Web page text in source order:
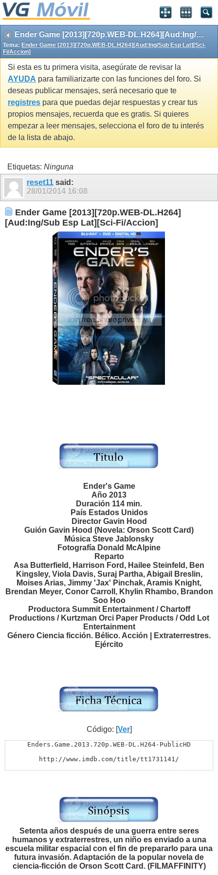
Ender Game [2013][720p.WEB-DL.H264][Aud:Ing/Sub Esp Lat][Sci-Fi/Accion]
Tema: Ender Game [2013][720p.WEB-DL.H264][Aud:Ing/Sub Esp Lat][Sci-
Fi/Accion]
Si esta es tu primera visita, asegúrate de revisar la
AYUDA para familiarizarte con las funciones del foro. Si
deseas publicar mensajes, será necesario que te
registres para que puedas dejar respuestas y crear tus
propios mensajes, recuerda que es gratis. Si quieres
empezar a leer mensajes, selecciona el foro de tu interés
de la lista de abajo.
Etiquetas: Ninguna
reset11 said:
28/01/2014 16:08
Ender Game [2013][720p.WEB-DL.H264]
[Aud:Ing/Sub Esp Lat][Sci-Fi/Accion]
Ender's Game
Año 2013
Duración 114 min.
País Estados Unidos
Director Gavin Hood
Guión Gavin Hood (Novela: Orson Scott Card)
Música Steve Jablonsky
Fotografía Donald McAlpine
Reparto
Asa Butterfield, Harrison Ford, Hailee Steinfeld, Ben
Kingsley, Viola Davis, Suraj Partha, Abigail Breslin,
Moises Arias, Jimmy 'Jax' Pinchak, Aramis Knight,
Brendan Meyer, Conor Carroll, Khylin Rhambo, Brandon
Soo Hoo
Productora Summit Entertainment / Chartoff
Productions / Kurtzman Orci Paper Products / Odd Lot
Entertainment
Género Ciencia ficción. Bélico. Acción | Extraterrestres.
Ejército
Código: [Ver]
Enders.Game.2013.720p.WEB-DL.H264-PublicHD
http://www.imdb.com/title/tt1731141/
Date ...............: January 28 2014
Runtime ............: 1hr 53m
Size ...............: 3.52 GB
Video ..............: 1280x530
Audio 1.............: English DD5.1 Ch 384 kbps
Chapters............: Yes
Source .............: iTunes (US)
*****************SUBTITULOS*********************** ***
SUBTITULO 1 : INCORPORADOS AL VIDEO ESPAÑOL LATINO
Setenta años después de una guerra entre seres
humanos y extraterrestres, un niño es enviado a una
escuela militar espacial con el fin de prepararlo para una
futura invasión. Adaptación de la popular novela de
ciencia-ficción de Orson Scott Card. (FILMAFFINITY)